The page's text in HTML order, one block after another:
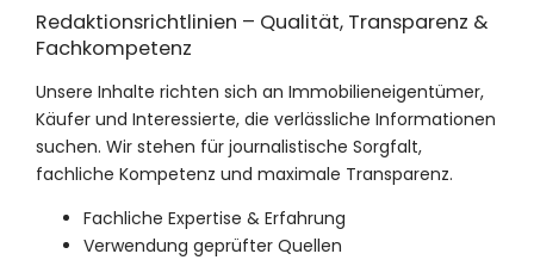
Redaktionsrichtlinien – Qualität, Transparenz &
Fachkompetenz
Unsere Inhalte richten sich an Immobilieneigentümer,
Käufer und Interessierte, die verlässliche Informationen
suchen. Wir stehen für journalistische Sorgfalt,
fachliche Kompetenz und maximale Transparenz.
Fachliche Expertise & Erfahrung
Verwendung geprüfter Quellen